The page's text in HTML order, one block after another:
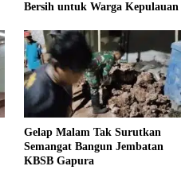
Bersih untuk Warga Kepulauan
Gelap Malam Tak Surutkan
Semangat Bangun Jembatan
KBSB Gapura